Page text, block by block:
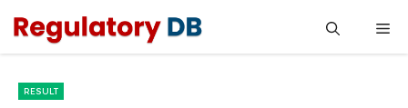
Skip
to
RESULT